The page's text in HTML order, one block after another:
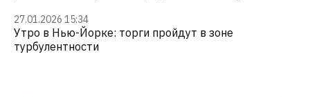
27.01.2026 15:34
Утро в Нью-Йорке: торги пройдут в зоне
турбулентности